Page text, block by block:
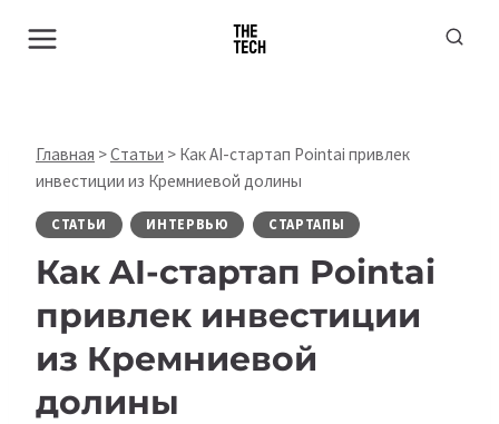
Главная >Статьи > Как AI-стартап Pointai привлек
инвестиции из Кремниевой долины
СТАТЬИ ИНТЕРВЬЮ СТАРТАПЫ
Как AI-стартап Pointai
привлек инвестиции
из Кремниевой
долины